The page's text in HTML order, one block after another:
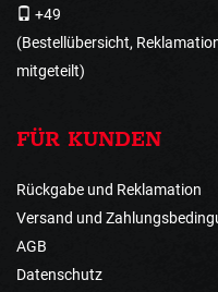
+49
(Bestellübersicht,
mitgeteilt)
FÜR KUNDEN
Rückgabe und Reklamation
Versand und
AGB
Datenschutz